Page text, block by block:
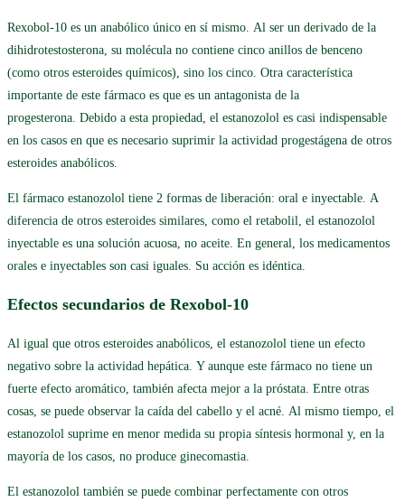
Rexobol-10 es un anabólico único en sí mismo. Al ser un derivado de la
dihidrotestosterona, su molécula no contiene cinco anillos de benceno
(como otros esteroides químicos), sino los cinco. Otra característica
importante de este fármaco es que es un antagonista de la
progesterona. Debido a esta propiedad, el estanozolol es casi indispensable
en los casos en que es necesario suprimir la actividad progestágena de otros
esteroides anabólicos.
El fármaco estanozolol tiene 2 formas de liberación: oral e inyectable. A
diferencia de otros esteroides similares, como el retabolil, el estanozolol
inyectable es una solución acuosa, no aceite. En general, los medicamentos
orales e inyectables son casi iguales. Su acción es idéntica.
Efectos secundarios de Rexobol-10
Al igual que otros esteroides anabólicos, el estanozolol tiene un efecto
negativo sobre la actividad hepática. Y aunque este fármaco no tiene un
fuerte efecto aromático, también afecta mejor a la próstata. Entre otras
cosas, se puede observar la caída del cabello y el acné. Al mismo tiempo, el
estanozolol suprime en menor medida su propia síntesis hormonal y, en la
mayoría de los casos, no produce ginecomastia.
El estanozolol también se puede combinar perfectamente con otros